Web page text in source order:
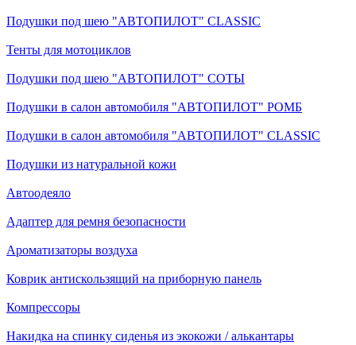
Подушки под шею "АВТОПИЛОТ" CLASSIC
Тенты для мотоциклов
Подушки под шею "АВТОПИЛОТ" СОТЫ
Подушки в салон автомобиля "АВТОПИЛОТ" РОМБ
Подушки в салон автомобиля "АВТОПИЛОТ" CLASSIC
Подушки из натуральной кожи
Автоодеяло
Адаптер для ремня безопасности
Ароматизаторы воздуха
Коврик антискользящий на приборную панель
Компрессоры
Накидка на спинку сиденья из экокожи / алькантары